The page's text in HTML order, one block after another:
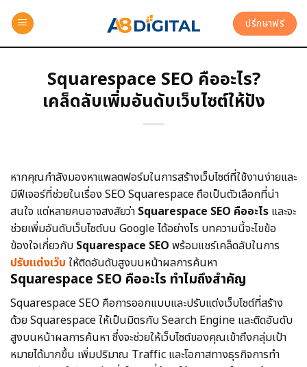
ปรึกษาฟรี
Squarespace SEO คืออะไร?
เคล็ดลับเพิ่มอันดับเว็บไซต์ให้ปัง
หากคุณกําลังมองหาแพลตฟอร์มในการสร้างเว็บไซต์ที่ใช้งานง่ายและ
มีฟีเจอร์ที่ช่วยในเรื่อง SEO Squarespace ถือเป็นตัวเลือกที่น่า
สนใจ แต่หลายคนอาจสงสัยว่า Squarespace SEO คืออะไร และจะ
ช่วยเพิ่มอันดับเว็บไซต์บน Google ได้อย่างไร บทความนี้จะไขข้อ
ข้องใจเกี่ยวกับ Squarespace SEO พร้อมแชร์เคล็ดลับในการ
ปรับแต่งเว็บ ให้ติดอันดับสูงบนหน้าผลการค้นหา
Squarespace SEO คืออะไร ทําไมถึงสําคัญ
Squarespace SEO คือการออกแบบและปรับแต่งเว็บไซต์ที่สร้าง
ด้วย Squarespace ให้เป็นมิตรกับ Search Engine และติดอันดับ
สูงบนหน้าผลการค้นหา ซึ่งจะช่วยให้เว็บไซต์ของคุณเข้าถึงกลุ่มเป้า
หมายได้มากขึ้น เพิ่มปริมาณ Traffic และโอกาสทางธุรกิจการทํา